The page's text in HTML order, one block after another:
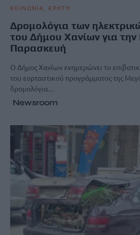
ΚΟΙΝΩΝΙΑ ΚΡΗΤΗ
Δρομολόγια των
του Δήμου Χανίων για
Παρασκευή
Ο Δήμος Χανίων ενημερώνει το
του εορταστικού προγράμματος της
δρομολόγια…
Newsroom